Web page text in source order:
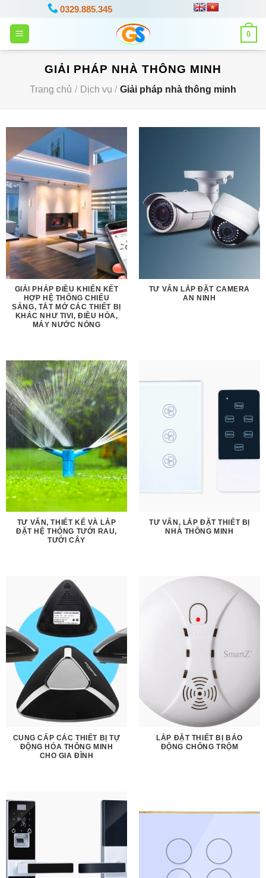
dung
0329.885.345
0
GIẢI PHÁP NHÀ THÔNG MINH
Trang chủ / Dịch vụ / Giải pháp nhà thông minh
GIẢI PHÁP ĐIỀU KHIỂN KẾT
HỢP HỆ THỐNG CHIẾU
SÁNG, TẮT MỞ CÁC THIẾT BỊ
KHÁC NHƯ TIVI, ĐIỀU HÒA,
MÁY NƯỚC NÓNG
TƯ VẤN LẮP ĐẶT CAMERA
AN NINH
TƯ VẤN, THIẾT KẾ VÀ LẮP
ĐẶT HỆ THỐNG TƯỚI RAU,
TƯỚI CÂY
TƯ VẤN, LẮP ĐẶT THIẾT BỊ
NHÀ THÔNG MINH
CUNG CẤP CÁC THIẾT BỊ TỰ
ĐỘNG HÓA THÔNG MINH
CHO GIA ĐÌNH
LẮP ĐẶT THIẾT BỊ BÁO
ĐỘNG CHỐNG TRỘM